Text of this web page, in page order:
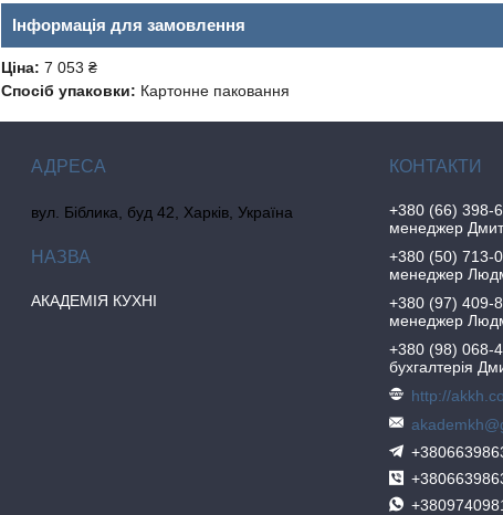
Інформація для замовлення
Ціна: 7 053 ₴
Спосіб упаковки: Картонне паковання
вул. Біблика, буд 42, Харків, Україна
АКАДЕМІЯ КУХНІ
+380 (66) 398-
менеджер
+380 (50) 713-
менеджер
+380 (97) 409-
менеджер
+380 (98) 068-
бухгалтерія
http://